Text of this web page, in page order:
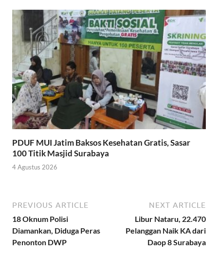
PDUF MUI Jatim Baksos Kesehatan Gratis, Sasar
100 Titik Masjid Surabaya
4 Agustus 2026
PREVIOUS ARTICLE
18 Oknum Polisi
Diamankan, Diduga Peras
Penonton DWP
NEXT ARTICLE
Libur Nataru, 22.470
Pelanggan Naik KA dari
Daop 8 Surabaya